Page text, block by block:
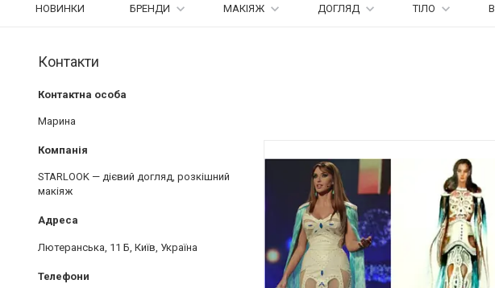
НОВИНКИ БРЕНДИ МАКІЯЖ ДОГЛЯД ТІЛО
Контакти
Марина
STARLOOK — дієвий догляд, розкішний
макіяж
Лютеранська, 11 Б, Київ, Україна